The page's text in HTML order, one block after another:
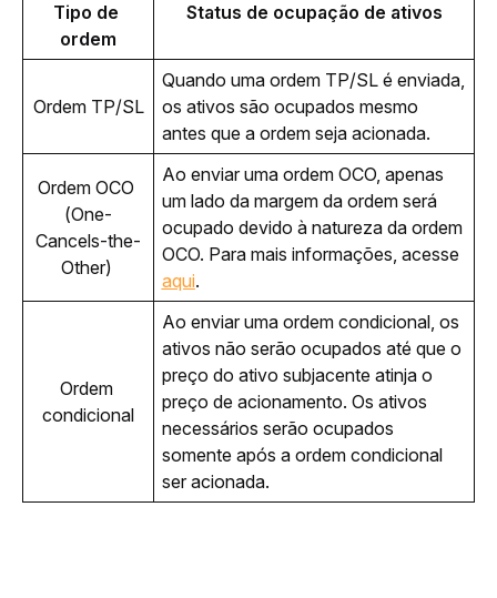
Tipo de
ordem
Status de ocupação de ativos
Ordem TP/SL
Quando uma ordem TP/SL é enviada,
os ativos são ocupados mesmo
antes que a ordem seja acionada.
Ordem OCO
(One-
Cancels-the-
Other)
Ao enviar uma ordem OCO, apenas
um lado da margem da ordem será
ocupado devido à natureza da ordem
aqui.
Ordem
condicional
Ao enviar uma ordem condicional, os
ativos não serão ocupados até que o
preço do ativo subjacente atinja o
preço de acionamento. Os ativos
necessários serão ocupados
somente após a ordem condicional
ser acionada.